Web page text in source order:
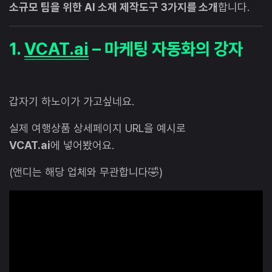
소규모 팀을 위한 AI 소재 제작도구 3가지를 소개합니다.
1. VCAT.ai – 마케팅 자동화의 강자
갑자기 하노이가 가고싶네요.
실제 여행상품 상세페이지 URL을 예시로
VCAT.ai에 넣어봤어요.
(앤디는 해당 업체와 무관합니다🤣)